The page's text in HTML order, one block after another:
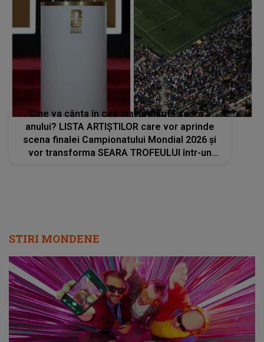
Cine va cânta în cea mai urmărită seară a
anului? LISTA ARTIȘTILOR care vor aprinde
scena finalei Campionatului Mondial 2026 și
vor transforma SEARA TROFEULUI într-un
STIRI MONDENE